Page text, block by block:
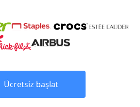
Ücretsiz başlat